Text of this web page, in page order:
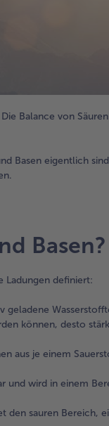
Balance von
Basen eigentlich
Basen?
Ladungen definiert:
geladene
können, desto
aus je einem
und wird in einem
den sauren Bereich,